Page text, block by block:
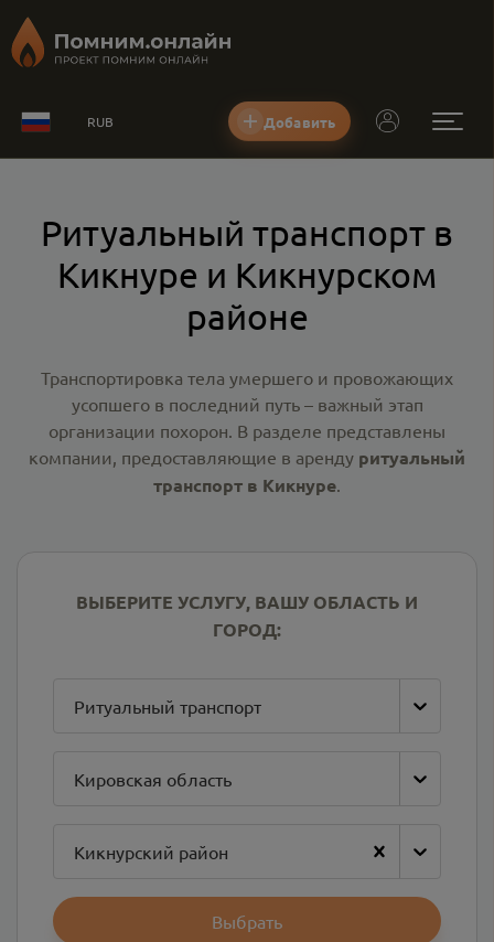
RUB Добавить
Ритуальный транспорт в
Кикнуре и Кикнурском
районе
Транспортировка тела умершего и провожающих
усопшего в последний путь – важный этап
организации похорон. В разделе представлены
компании, предоставляющие в аренду ритуальный
транспорт в Кикнуре.
ВЫБЕРИТЕ УСЛУГУ, ВАШУ ОБЛАСТЬ И
ГОРОД:
Ритуальный транспорт
Кировская область
Кикнурский район
Выбрать